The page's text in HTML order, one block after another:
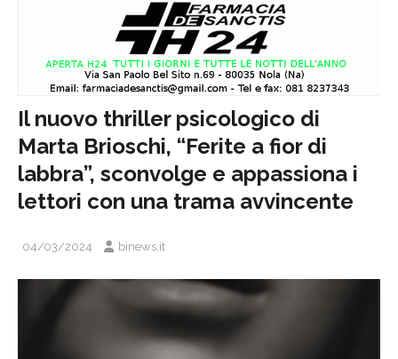
Il nuovo thriller psicologico di
Marta Brioschi, “Ferite a fior di
labbra”, sconvolge e appassiona i
lettori con una trama avvincente
04/03/2024 binews.it